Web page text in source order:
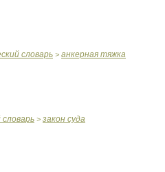
словарь > анкерная тяжка
словарь > закон суда